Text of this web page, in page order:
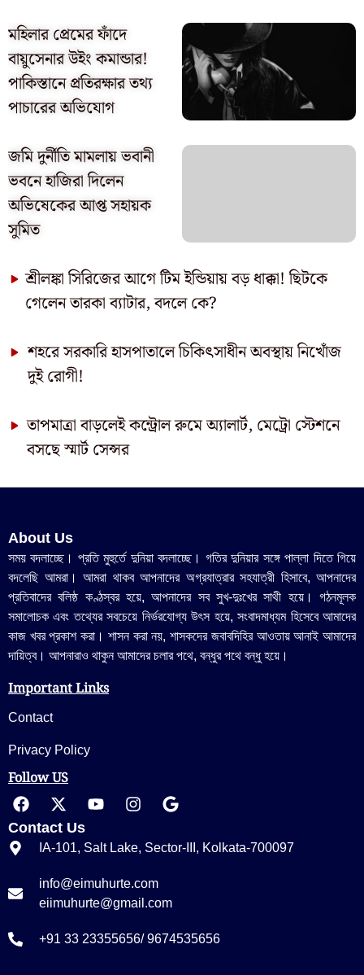
মহিলার প্রেমের ফাঁদে
বায়ুসেনার উইং কমান্ডার!
পাকিস্তানে প্রতিরক্ষার তথ্য
পাচারের অভিযোগ
জমি দুর্নীতি মামলায় ভবানী
ভবনে হাজিরা দিলেন
অভিষেকের আপ্ত সহায়ক
সুমিত
শ্রীলঙ্কা সিরিজের আগে টিম ইন্ডিয়ায় বড় ধাক্কা! ছিটকে
গেলেন তারকা ব্যাটার, বদলে কে?
শহরে সরকারি হাসপাতালে চিকিৎসাধীন অবস্থায় নিখোঁজ
দুই রোগী!
তাপমাত্রা বাড়লেই কন্ট্রোল রুমে অ্যালার্ট, মেট্রো স্টেশনে
বসছে স্মার্ট সেন্সর
About Us
সময় বদলাচ্ছে। প্রতি মুহুর্তে দুনিয়া বদলাচ্ছে। গতির দুনিয়ার সঙ্গে পাল্লা দিতে গিয়ে
বদলেছি আমরা। আমরা থাকব আপনাদের অগ্রযাত্রার সহযাত্রী হিসাবে, আপনাদের
প্রতিবাদের বলিষ্ঠ কণ্ঠস্বর হয়ে, আপনাদের সব সুখ-দুঃখের সাথী হয়ে। গঠনমূলক
সমালোচক এবং তথ্যের সবচেয়ে নির্ভরযোগ্য উ‍ৎস হয়ে, সংবাদমাধ্যম হিসেবে আমাদের
কাজ খবর প্রকাশ করা। শাসন করা নয়, শাসকদের জবাবদিহির আওতায় আনাই আমাদের
দায়িত্ব। আপনারাও থাকুন আমাদের চলার পথে, বন্ধুর পথে বন্ধু হয়ে।
Important Links
Contact
Privacy Policy
Follow US
Contact Us
IA-101, Salt Lake, Sector-III, Kolkata-700097
info@eimuhurte.com
eiimuhurte@gmail.com
+91 33 23355656/ 9674535656